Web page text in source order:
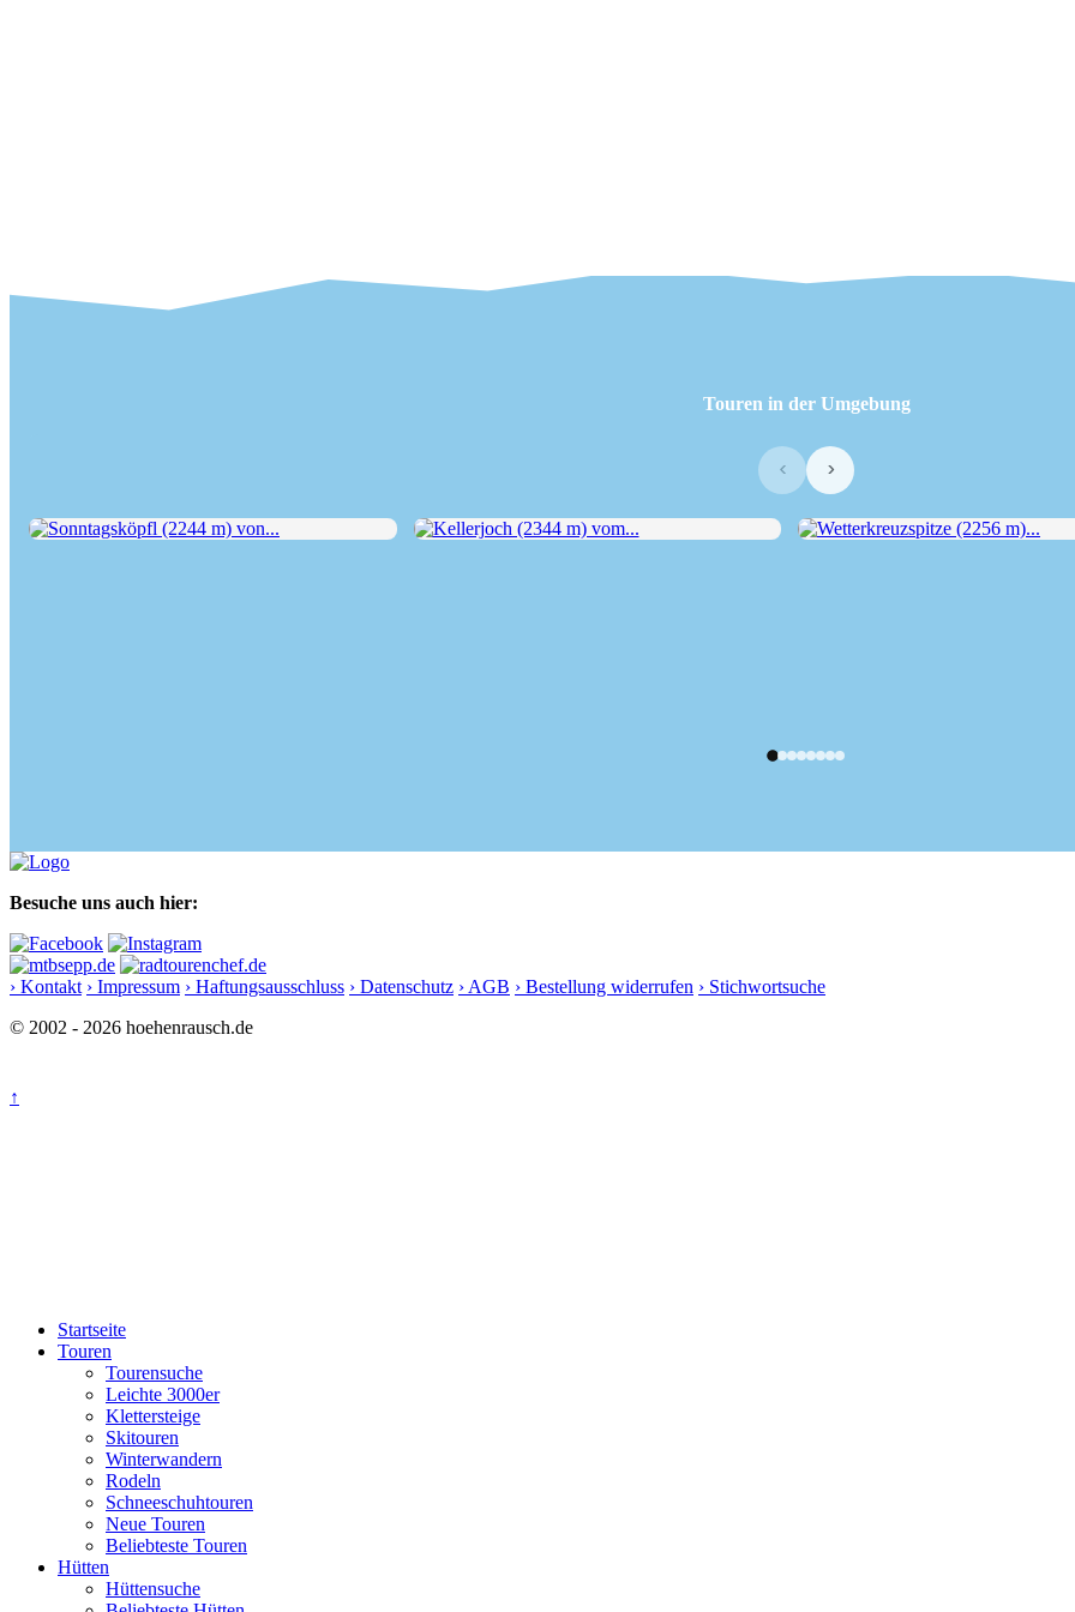
Touren in der Umgebung
‹ ›
Besuche uns auch hier:
› Kontakt › Impressum › Haftungsausschluss › Datenschutz › AGB › Bestellung widerrufen › Stichwortsuche
© 2002 - 2026 hoehenrausch.de
↑
Startseite
Touren
Tourensuche
Leichte 3000er
Klettersteige
Skitouren
Winterwandern
Rodeln
Schneeschuhtouren
Neue Touren
Beliebteste Touren
Hütten
Hüttensuche